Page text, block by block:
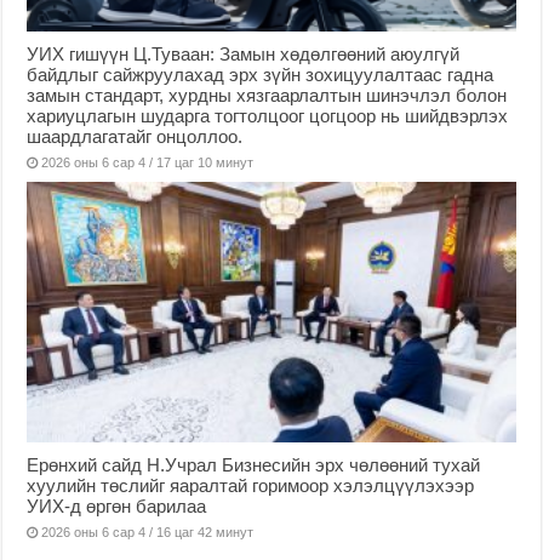
УИХ гишүүн Ц.Туваан: Замын хөдөлгөөний аюулгүй
байдлыг сайжруулахад эрх зүйн зохицуулалтаас гадна
замын стандарт, хурдны хязгаарлалтын шинэчлэл болон
хариуцлагын шударга тогтолцоог цогцоор нь шийдвэрлэх
шаардлагатайг онцоллоо.
2026 оны 6 сар 4 / 17 цаг 10 минут
Ерөнхий сайд Н.Учрал Бизнесийн эрх чөлөөний тухай
хуулийн төслийг яаралтай горимоор хэлэлцүүлэхээр
УИХ-д өргөн барилаа
2026 оны 6 сар 4 / 16 цаг 42 минут